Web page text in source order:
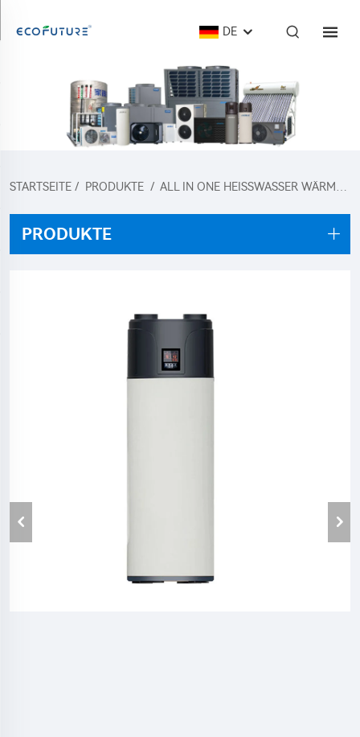
DE
STARTSEITE / PRODUKTE / ALL IN ONE HEISSWASSER WÄRMEPUMPE
PRODUKTE